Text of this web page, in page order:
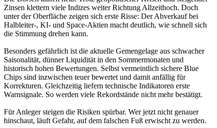
Zinsen klettern viele Indizes weiter Richtung Allzeithoch. Doch
unter der Oberfläche zeigen sich erste Risse: Der Abverkauf bei
Halbleiter-, KI- und Space-Aktien macht deutlich, wie schnell sich
die Stimmung drehen kann.
Besonders gefährlich ist die aktuelle Gemengelage aus schwacher
Saisonalität, dünner Liquidität in den Sommermonaten und
historisch hohen Bewertungen. Selbst vermeintlich sichere Blue
Chips sind inzwischen teuer bewertet und damit anfällig für
Korrekturen. Gleichzeitig liefern technische Indikatoren erste
Warnsignale. So werden viele Rekordstände nicht mehr bestätigt.
Für Anleger steigen die Risiken spürbar. Wer jetzt nicht genauer
hinschaut, läuft Gefahr, auf dem falschen Fuß erwischt zu werden.